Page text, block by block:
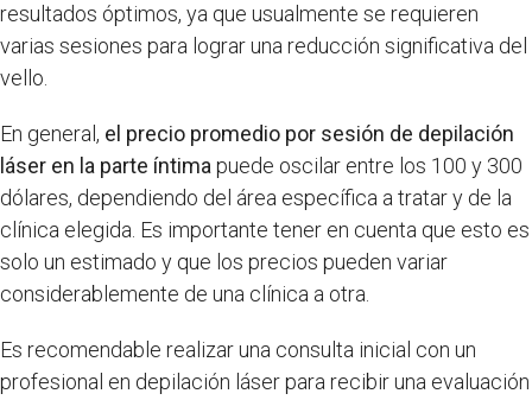
resultados óptimos, ya que usualmente se requieren
varias sesiones para lograr una reducción significativa del
vello.
En general, el precio promedio por sesión de depilación
láser en la parte íntimapuede oscilar entre los 100 y 300
dólares, dependiendo del área específica a tratar y de la
clínica elegida. Es importante tener en cuenta que esto es
solo un estimado y que los precios pueden variar
considerablemente de una clínica a otra.
Es recomendable realizar una consulta inicial con un
profesional en depilación láser para recibir una evaluación